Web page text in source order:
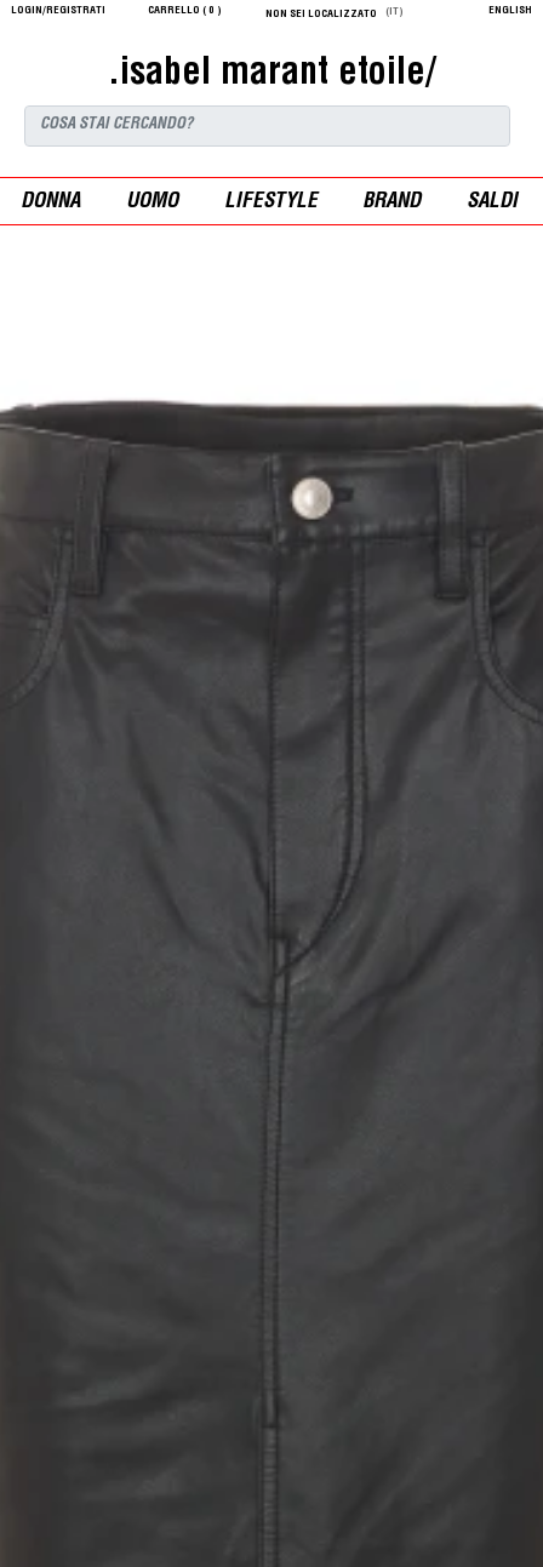
LOGIN/REGISTRATI CARRELLO ( 0 ) NON SEI LOCALIZZATO (IT) ENGLISH
.isabel marant etoile/
DONNA UOMO LIFESTYLE BRAND SALDI